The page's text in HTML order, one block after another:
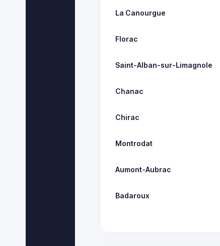
La Canourgue
Florac
Saint-Alban-sur-Limagnole
Chanac
Chirac
Montrodat
Aumont-Aubrac
Badaroux